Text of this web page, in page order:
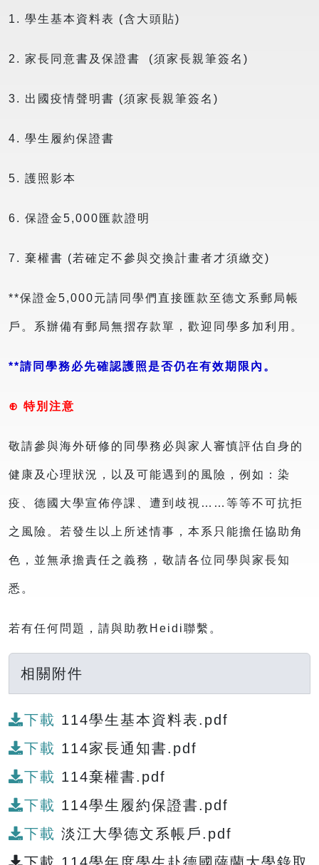
1. 學生基本資料表 (含大頭貼)
2. 家長同意書及保證書 (須家長親筆簽名)
3. 出國疫情聲明書 (須家長親筆簽名)
4. 學生履約保證書
5. 護照影本
6. 保證金5,000匯款證明
7. 棄權書 (若確定不參與交換計畫者才須繳交)
**保證金5,000元請同學們直接匯款至德文系郵局帳
戶。系辦備有郵局無摺存款單，歡迎同學多加利用。
**請同學務必先確認護照是否仍在有效期限內。
⊕ 特別注意
敬請參與海外研修的同學務必與家人審慎評估自身的
健康及心理狀況，以及可能遇到的風險，例如：染
疫、德國大學宣佈停課、遭到歧視……等等不可抗拒
之風險。若發生以上所述情事，本系只能擔任協助角
色，並無承擔責任之義務，敬請各位同學與家長知
悉。
若有任何問題，請與助教Heidi聯繫。
相關附件
下載 114學生基本資料表.pdf
下載 114家長通知書.pdf
下載 114棄權書.pdf
下載 114學生履約保證書.pdf
下載 淡江大學德文系帳戶.pdf